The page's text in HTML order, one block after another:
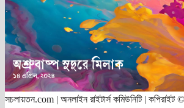
সচলায়তন.com | অনলাইন রাইটার্স কমিউনিটি |